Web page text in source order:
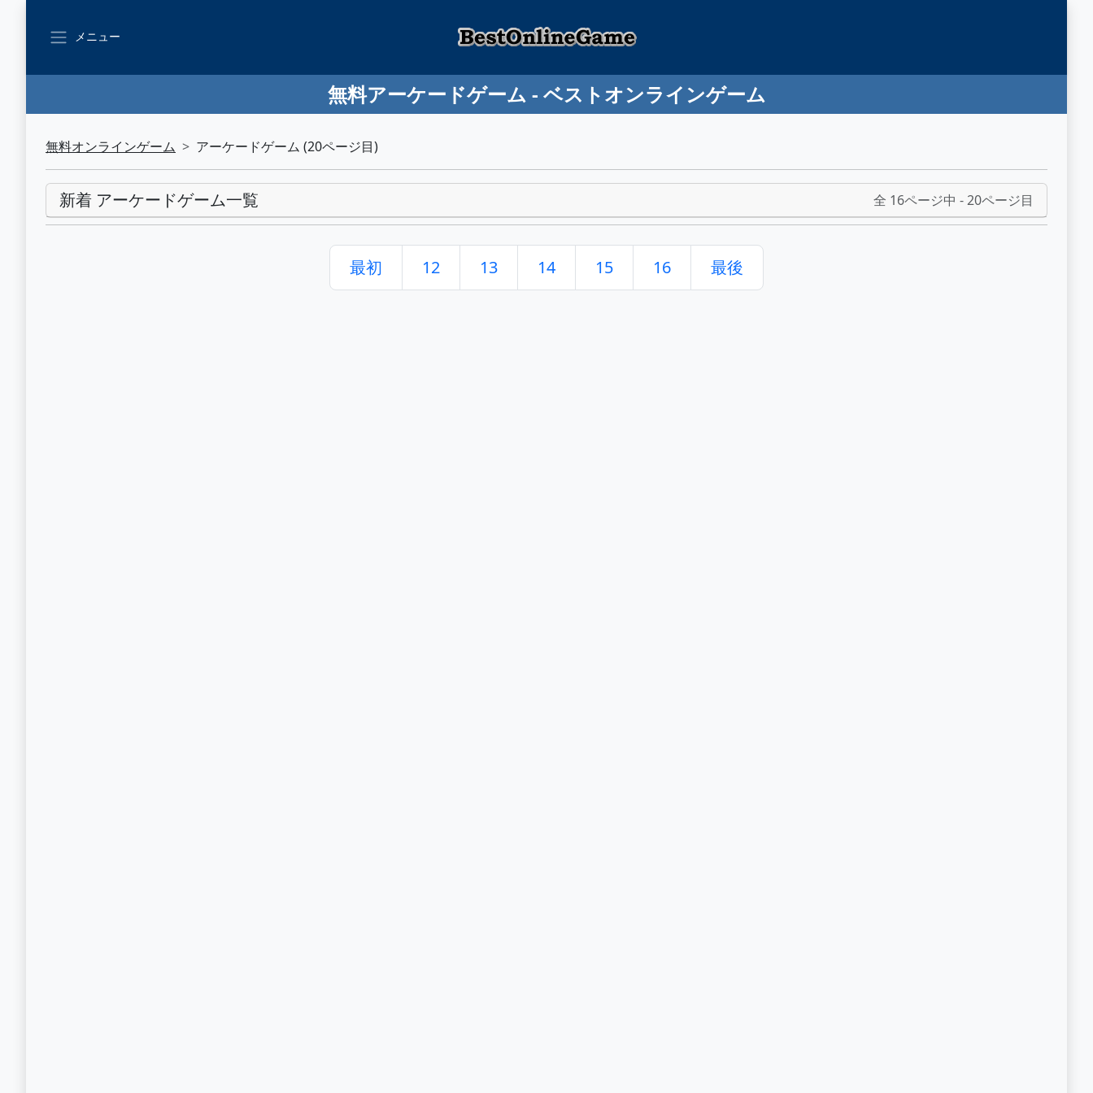
メニュー
無料アーケードゲーム - ベストオンラインゲーム
無料オンラインゲーム アーケードゲーム (20ページ目)
新着 アーケードゲーム一覧 全 16ページ中 - 20ページ目
最初 12 13 14 15 16 最後